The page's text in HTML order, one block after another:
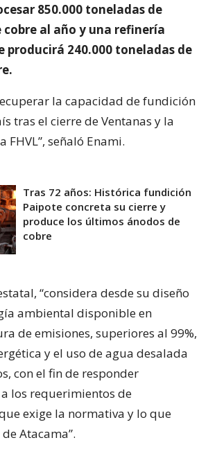
850.000 toneladas de
al año y una refinería
producirá 240.000 toneladas de
la capacidad de fundición
tras el cierre de Ventanas y la
FHVL”, señaló Enami.
Tras 72 años: Histórica fundición
Paipote concreta su cierre y
produce los últimos ánodos de
cobre
“considera desde su diseño
ambiental disponible en
de emisiones, superiores al 99%,
y el uso de agua desalada
con el fin de responder
los requerimientos de
exige la normativa y lo que
Atacama”.